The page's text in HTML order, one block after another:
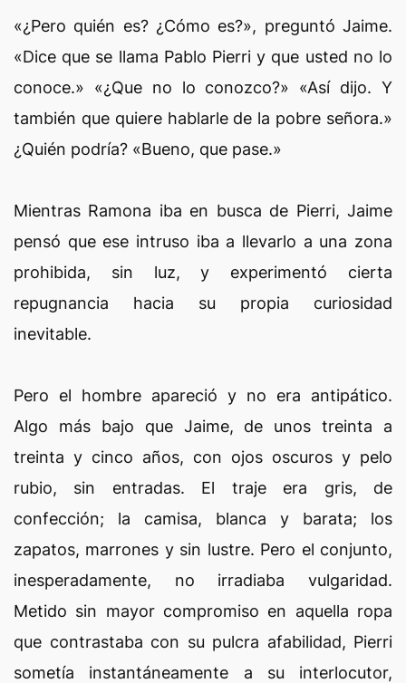
«¿Pero quién es? ¿Cómo es?», preguntó Jaime.
«Dice que se llama Pablo Pierri y que usted no lo
conoce.» «¿Que no lo conozco?» «Así dijo. Y
también que quiere hablarle de la pobre señora.»
¿Quién podría? «Bueno, que pase.»
Mientras Ramona iba en busca de Pierri, Jaime
pensó que ese intruso iba a llevarlo a una zona
prohibida, sin luz, y experimentó cierta
repugnancia hacia su propia curiosidad
inevitable.
Pero el hombre apareció y no era antipático.
Algo más bajo que Jaime, de unos treinta a
treinta y cinco años, con ojos oscuros y pelo
rubio, sin entradas. El traje era gris, de
confección; la camisa, blanca y barata; los
zapatos, marrones y sin lustre. Pero el conjunto,
inesperadamente, no irradiaba vulgaridad.
Metido sin mayor compromiso en aquella ropa
que contrastaba con su pulcra afabilidad, Pierri
sometía instantáneamente a su interlocutor,